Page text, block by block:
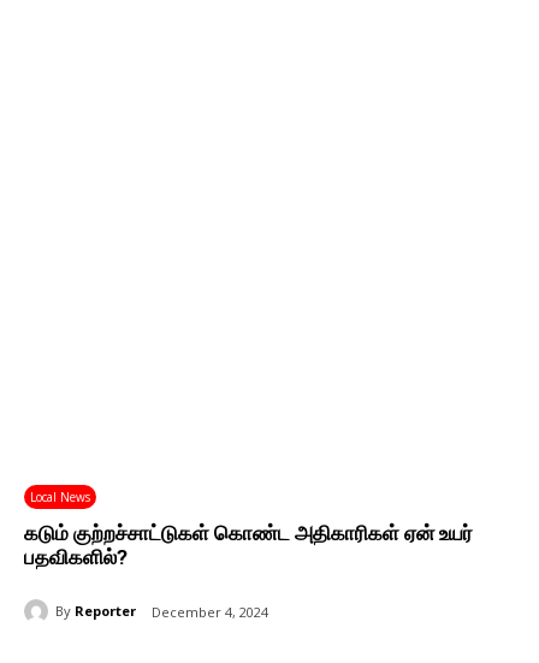
Local News
கடும் குற்றச்சாட்டுகள் கொண்ட அதிகாரிகள் ஏன் உயர்
பதவிகளில்?
By Reporter December 4, 2024